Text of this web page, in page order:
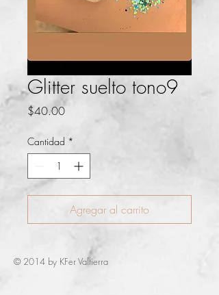
Glitter suelto tono9
$40.00Precio
Cantidad *
Agregar al carrito
© 2014 by KFer Valtierra